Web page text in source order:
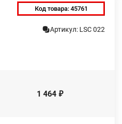
Код товара: 45761
Артикул: LSC 022
1 464 ₽